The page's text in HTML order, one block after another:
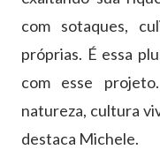
com sotaques,
próprias. É essa
com esse
natureza, cultura
destaca Michele.